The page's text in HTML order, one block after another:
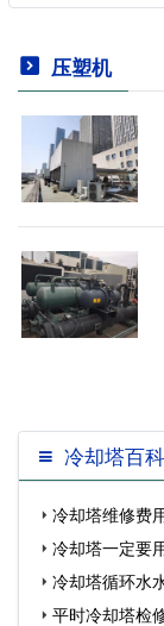
压塑机
冷却塔百科
冷却塔维修费
冷却塔一定要
冷却塔循环水
平时冷却塔检